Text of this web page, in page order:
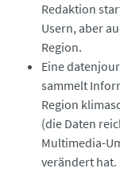
Redaktion
Usern, aber
Region.
Eine
sammelt
Region
(die Daten
Multimedia-
verändert hat.